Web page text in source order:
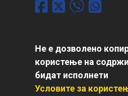
Не е дозволено
користење на
бидат исполнети
Условите за